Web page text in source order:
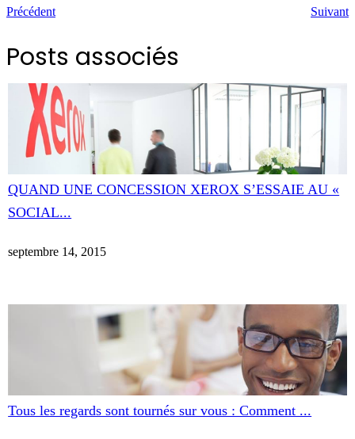
Précédent Suivant
Posts associés
QUAND UNE CONCESSION XEROX S’ESSAIE AU «
SOCIAL...
septembre 14, 2015
Tous les regards sont tournés sur vous : Comment ...